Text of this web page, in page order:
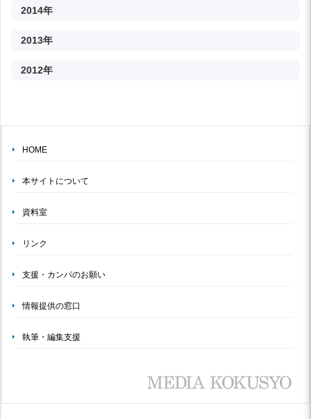
2014年
2013年
2012年
HOME
本サイトについて
資料室
リンク
支援・カンパのお願い
情報提供の窓口
執筆・編集支援